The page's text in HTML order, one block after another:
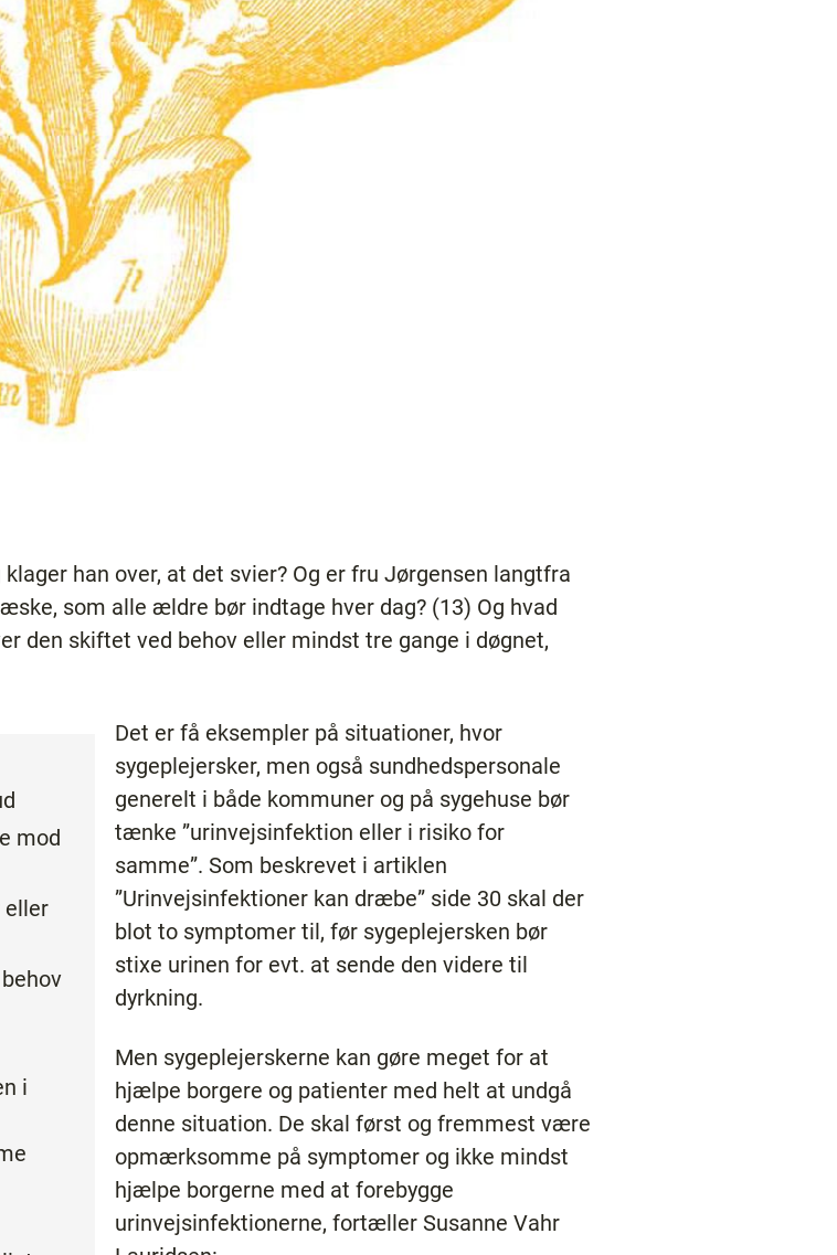
han over, at det svier? Og er fru Jørgensen langtfra
som alle ældre bør indtage hver dag? (13) Og hvad
den skiftet ved behov eller mindst tre gange i døgnet,
mod
eller
i
Det er få eksempler på situationer, hvor
sygeplejersker, men også sundhedspersonale
generelt i både kommuner og på sygehuse bør
tænke ”urinvejsinfektion eller i risiko for
samme”. Som beskrevet i artiklen
”Urinvejsinfektioner kan dræbe” side 30 skal der
blot to symptomer til, før sygeplejersken bør
stixe urinen for evt. at sende den videre til
dyrkning.
Men sygeplejerskerne kan gøre meget for at
hjælpe borgere og patienter med helt at undgå
denne situation. De skal først og fremmest være
opmærksomme på symptomer og ikke mindst
hjælpe borgerne med at forebygge
urinvejsinfektionerne, fortæller Susanne Vahr